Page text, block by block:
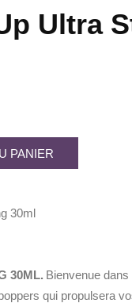
Ultra
PANIER
30ml
30ML. Bienvenue
qui propulsera